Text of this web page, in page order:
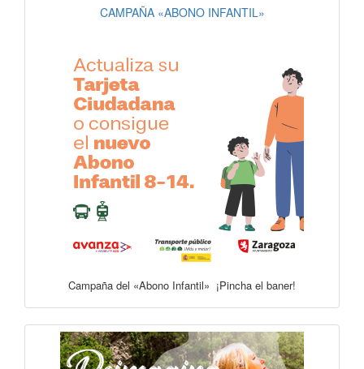
CAMPAÑA «ABONO INFANTIL»
Campaña del «Abono Infantil» ¡Pincha el baner!